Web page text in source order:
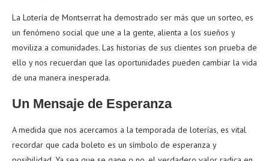
La Lotería de Montserrat ha demostrado ser más que un sorteo, es
un fenómeno social que une a la gente, alienta a los sueños y
moviliza a comunidades. Las historias de sus clientes son prueba de
ello y nos recuerdan que las oportunidades pueden cambiar la vida
de una manera inesperada.
Un Mensaje de Esperanza
A medida que nos acercamos a la temporada de loterías, es vital
recordar que cada boleto es un símbolo de esperanza y